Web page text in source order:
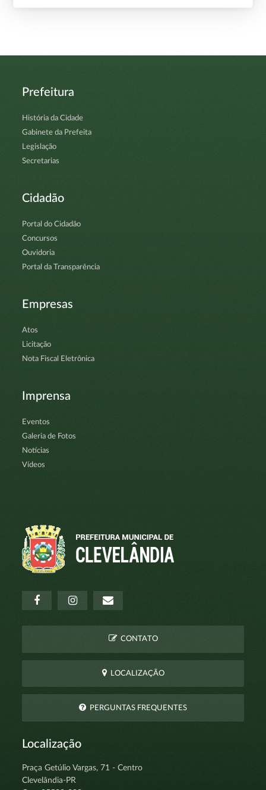
Prefeitura
História da Cidade
Gabinete da Prefeita
Legislação
Secretarias
Cidadão
Portal do Cidadão
Concursos
Ouvidoria
Portal da Transparência
Empresas
Atos
Licitação
Nota Fiscal Eletrônica
Imprensa
Eventos
Galeria de Fotos
Notícias
Vídeos
CONTATO
LOCALIZAÇÃO
PERGUNTAS FREQUENTES
Localização
Praça Getúlio Vargas, 71 - Centro
Clevelândia-PR